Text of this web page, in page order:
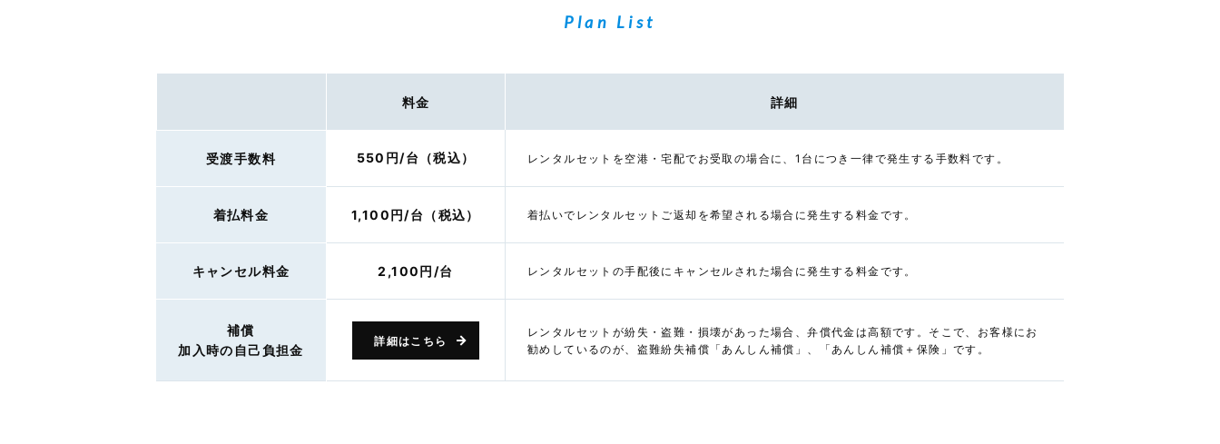
Plan List
料金 詳細
受渡手数料 550円/台（税込） レンタルセットを空港・宅配でお受取の場合に、1台につき一律で発生する手数料です。
着払料金 1,100円/台（税込） 着払いでレンタルセットご返却を希望される場合に発生する料金です。
キャンセル料金 2,100円/台 レンタルセットの手配後にキャンセルされた場合に発生する料金です。
補償
加入時の自己負担金
詳細はこちら
レンタルセットが紛失・盗難・損壊があった場合、弁償代金は高額です。そこで、お客様にお
勧めしているのが、盗難紛失補償「あんしん補償」、「あんしん補償＋保険」です。